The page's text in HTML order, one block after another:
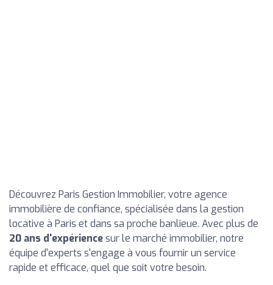
Découvrez Paris Gestion Immobilier, votre agence
immobilière de confiance, spécialisée dans la gestion
locative à Paris et dans sa proche banlieue. Avec plus de
20 ans d'expériencesur le marché immobilier, notre
équipe d'experts s'engage à vous fournir un service
rapide et efficace, quel que soit votre besoin.